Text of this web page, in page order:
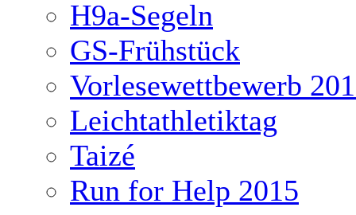
H9a-Segeln
GS-Frühstück
Vorlesewettbewerb
Leichtathletiktag
Taizé
Run for Help 2015